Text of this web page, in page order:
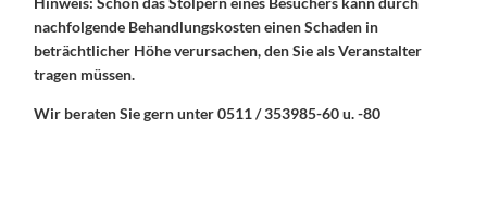
nachfolgende Behandlungskosten einen Schaden in
beträchtlicher Höhe verursachen, den Sie als Veranstalter
tragen müssen.
Wir beraten Sie gern unter 0511 / 353985-60 u. -80